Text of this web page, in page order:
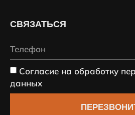
СВЯЗАТЬСЯ
Согласие на обработку
данных